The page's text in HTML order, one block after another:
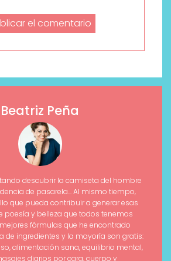
Beatriz Peña
descubrir la camiseta del hombre
de pasarela... Al mismo tiempo,
que pueda contribuir a generar esas
poesía y belleza que todos tenemos
fórmulas que he encontrado
de ingredientes y la mayoría son gratis:
alimentación sana, equilibrio mental,
diarios por cara, cuerpo y